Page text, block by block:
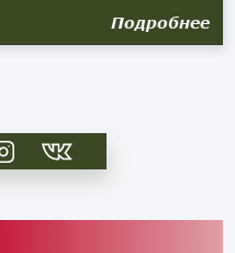
Подробнее